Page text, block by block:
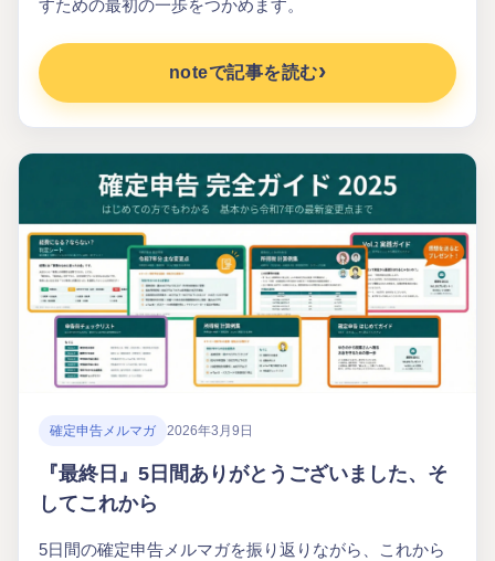
すための最初の一歩をつかめます。
noteで記事を読む
確定申告メルマガ 2026年3月9日
『最終日』5日間ありがとうございました、そ
してこれから
5日間の確定申告メルマガを振り返りながら、これから